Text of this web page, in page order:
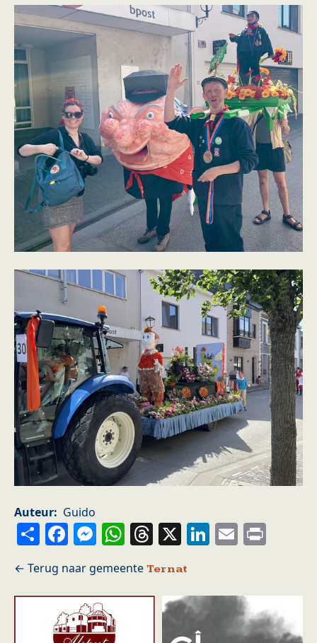
Auteur Guido
ShareFacebook
Messenger
WhatsApp
Threads
X LinkedIn
Email
Ternat